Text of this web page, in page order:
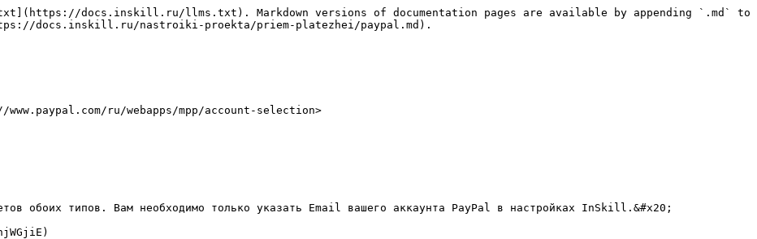
docs.inskill.ru/llms.txt). Markdown versions of documentation pages are available by appending `.md` to
docs.inskill.ru/nastroiki-proekta/priem-platezhei/paypal.md).
ru/webapps/mpp/account-selection>
обоих типов. Вам необходимо только указать Email вашего аккаунта PayPal в настройках InSkill.&#x20;